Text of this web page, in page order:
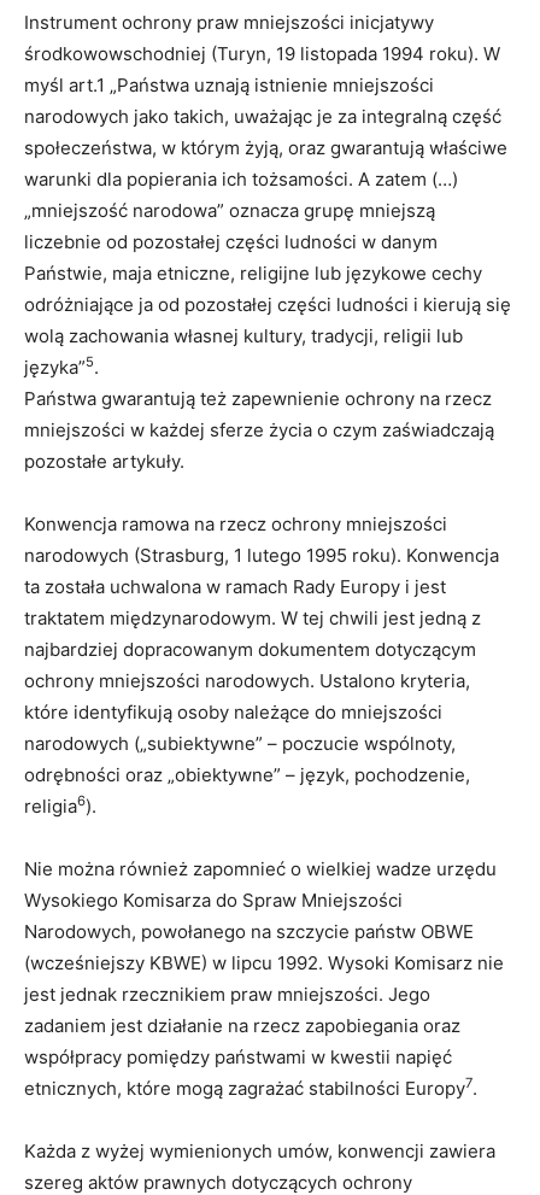
Instrument ochrony praw mniejszości inicjatywy
środkowowschodniej (Turyn, 19 listopada 1994 roku). W
myśl art.1 „Państwa uznają istnienie mniejszości
narodowych jako takich, uważając je za integralną część
społeczeństwa, w którym żyją, oraz gwarantują właściwe
warunki dla popierania ich tożsamości. A zatem (…)
„mniejszość narodowa” oznacza grupę mniejszą
liczebnie od pozostałej części ludności w danym
Państwie, maja etniczne, religijne lub językowe cechy
odróżniające ja od pozostałej części ludności i kierują się
wolą zachowania własnej kultury, tradycji, religii lub
języka”5.
Państwa gwarantują też zapewnienie ochrony na rzecz
mniejszości w każdej sferze życia o czym zaświadczają
pozostałe artykuły.
Konwencja ramowa na rzecz ochrony mniejszości
narodowych (Strasburg, 1 lutego 1995 roku). Konwencja
ta została uchwalona w ramach Rady Europy i jest
traktatem międzynarodowym. W tej chwili jest jedną z
najbardziej dopracowanym dokumentem dotyczącym
ochrony mniejszości narodowych. Ustalono kryteria,
które identyfikują osoby należące do mniejszości
narodowych („subiektywne” – poczucie wspólnoty,
odrębności oraz „obiektywne” – język, pochodzenie,
religia6).
Nie można również zapomnieć o wielkiej wadze urzędu
Wysokiego Komisarza do Spraw Mniejszości
Narodowych, powołanego na szczycie państw OBWE
(wcześniejszy KBWE) w lipcu 1992. Wysoki Komisarz nie
jest jednak rzecznikiem praw mniejszości. Jego
zadaniem jest działanie na rzecz zapobiegania oraz
współpracy pomiędzy państwami w kwestii napięć
etnicznych, które mogą zagrażać stabilności Europy7.
Każda z wyżej wymienionych umów, konwencji zawiera
szereg aktów prawnych dotyczących ochrony